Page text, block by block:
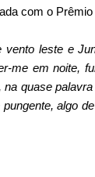
com o
leste e
me em noite,
quase
algo